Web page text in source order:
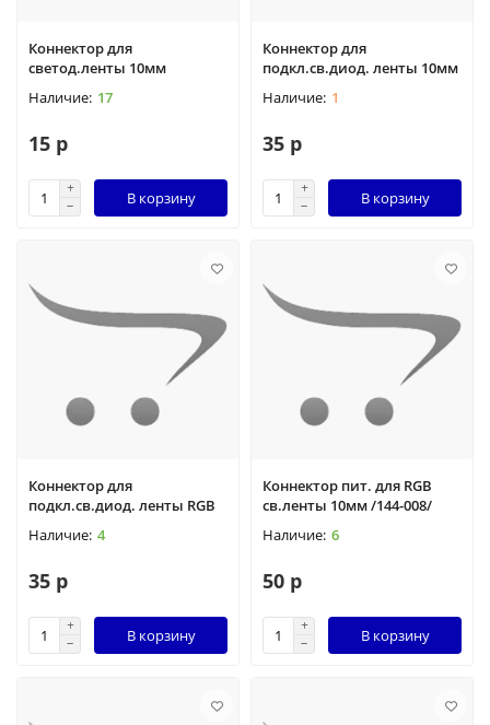
Коннектор для
светод.ленты 10мм
17
15 р
В корзину
Коннектор для
подкл.св.диод. ленты 10мм
1
35 р
В корзину
Коннектор для
подкл.св.диод. ленты RGB
4
35 р
В корзину
Коннектор пит. для RGB
св.ленты 10мм /144-008/
6
50 р
В корзину